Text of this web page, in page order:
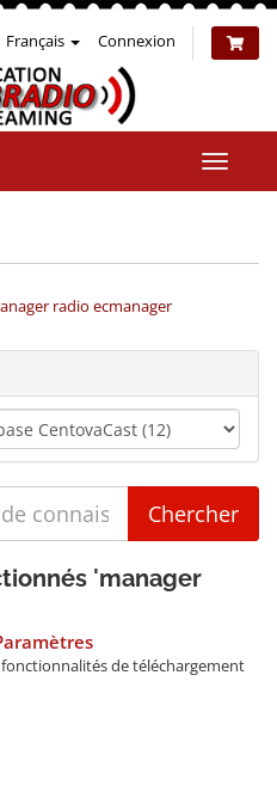
Français Connexion
la
radio ecmanager
'manager
de téléchargement